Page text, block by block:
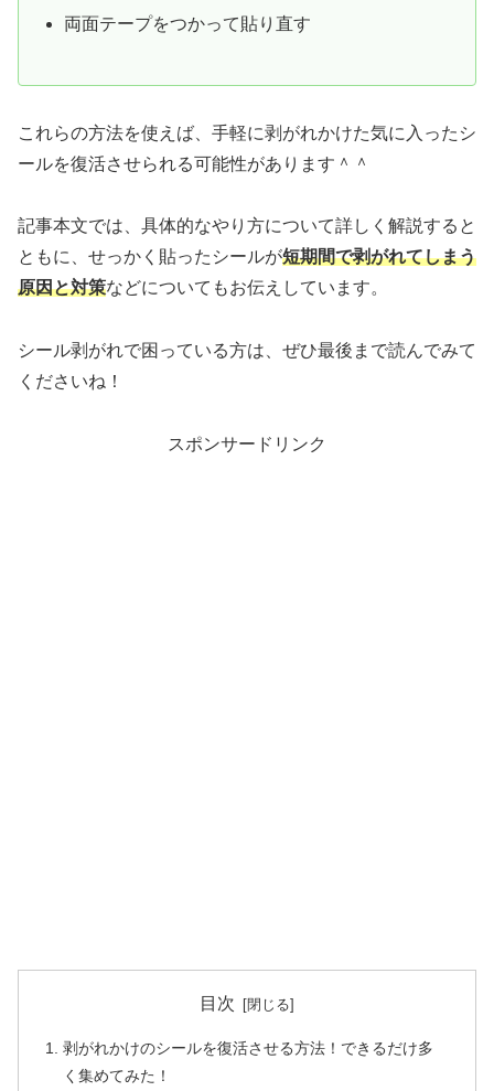
両面テープをつかって貼り直す
これらの方法を使えば、手軽に剥がれかけた気に入ったシ
ールを復活させられる可能性があります＾＾
記事本文では、具体的なやり方について詳しく解説すると
ともに、せっかく貼ったシールが短期間で剥がれてしまう
原因と対策などについてもお伝えしています。
シール剥がれで困っている方は、ぜひ最後まで読んでみて
くださいね！
スポンサードリンク
目次
剥がれかけのシールを復活させる方法！できるだけ多
く集めてみた！